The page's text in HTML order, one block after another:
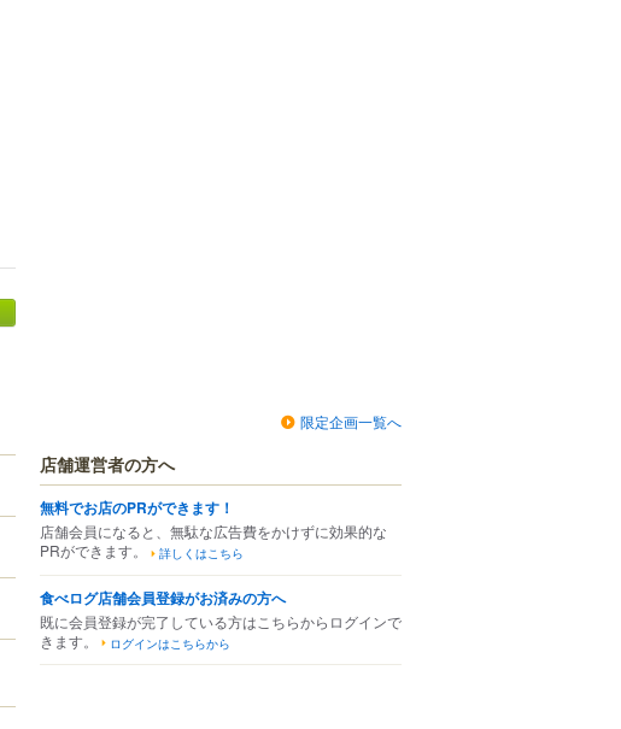
限定企画一覧へ
店舗運営者の方へ
無料でお店のPRができます！
店舗会員になると、無駄な広告費をかけずに効果的な
PRができます。
詳しくはこちら
食べログ店舗会員登録がお済みの方へ
既に会員登録が完了している方はこちらからログインで
きます。
ログインはこちらから